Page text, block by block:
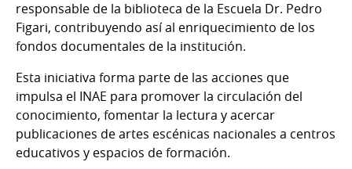
responsable de la biblioteca de la Escuela Dr. Pedro
Figari, contribuyendo así al enriquecimiento de los
fondos documentales de la institución.
Esta iniciativa forma parte de las acciones que
impulsa el INAE para promover la circulación del
conocimiento, fomentar la lectura y acercar
publicaciones de artes escénicas nacionales a centros
educativos y espacios de formación.